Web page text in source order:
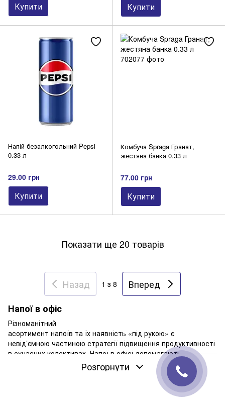
Купити Купити
Напій безалкогольний Pepsi
0.33 л
29.00 грн
Купити
Комбуча Spraga Гранат,
жестяна банка 0.33 л
77.00 грн
Купити
Показати ще 20 товарів
Назад 1 з 8
Вперед
Напої в офіс
Різноманітний
асортимент напоїв та їх наявність «під рукою» є
невід’ємною частиною стратегії підвищення продуктивності
в сучасних колективах. Напої в офісі допомагають
відновлювати водний баланс організму співробітників,
сприяють підтримці бадьорості протягом робочого дня, а
також покращують настрій та загальну атмосферу.
Розгорнути